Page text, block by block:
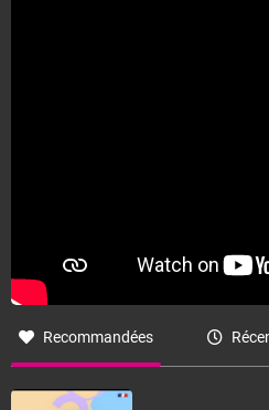
Recommandées